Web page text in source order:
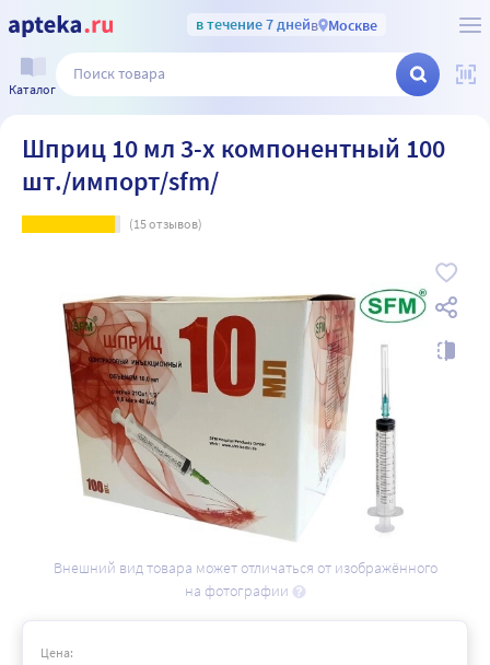
в течение 7 днейв Москве
Каталог
Шприц 10 мл 3-х компонентный 100
шт./импорт/sfm/
(15отзывов)
Внешний вид товара может отличаться от изображённого
на фотографии
Цена: